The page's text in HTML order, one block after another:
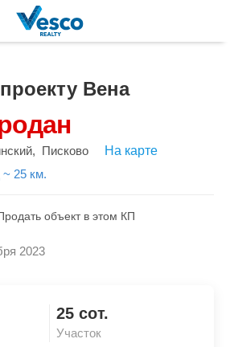
Вена
, Писково
На карте
25 км.
2023
объект в этом КП
25 сот.
Участок